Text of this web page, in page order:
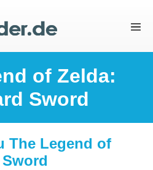
of Zelda:
Sword
The Legend of